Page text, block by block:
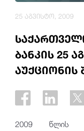
ბანკის 25
აუქციონის
25 აგვისტო, 2009
2009 წლის